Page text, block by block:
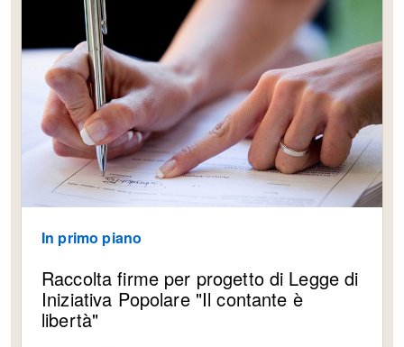
In primo piano
Raccolta firme per progetto di Legge di
Iniziativa Popolare "Il contante è
libertà"